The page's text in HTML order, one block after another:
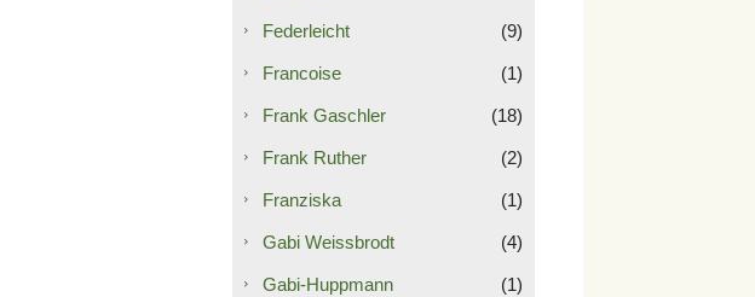
Federleicht (9)
Francoise (1)
Frank Gaschler (18)
Frank Ruther (2)
Franziska (1)
Gabi Weissbrodt (4)
Gabi-Huppmann (1)